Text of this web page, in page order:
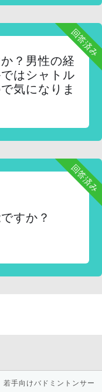
回答済み
？男性の経
はシャトル
気になりま
回答済み
すか？
若手向けバドミントンサー